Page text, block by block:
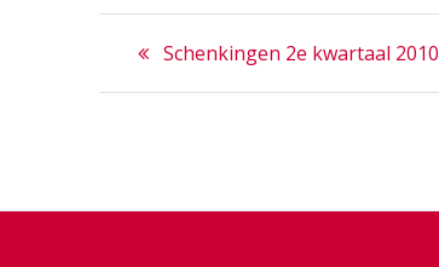
der13Middenpagina: De Brink in
Bericht
navigatie
Previous
Schenkingen 2e kwartaal 2010